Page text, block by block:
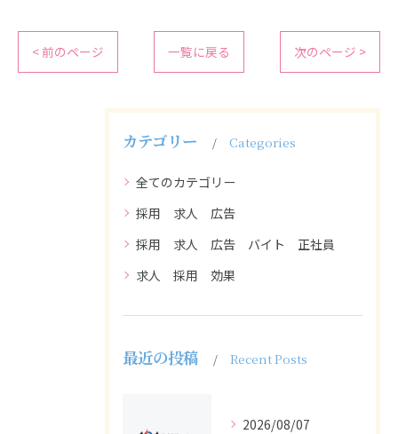
< 前のページ 一覧に戻る 次のページ >
カテゴリー Categories
全てのカテゴリー
採用 求人 広告
採用 求人 広告 バイト 正社員
求人 採用 効果
最近の投稿 Recent Posts
2026/08/07